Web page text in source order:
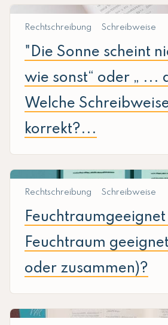
Rechtschreibung Schreibweise
"Die Sonne scheint
wie sonst“ oder „ ...
Welche
korrekt?...
Rechtschreibung Schreibweise
Feuchtraum
oder zusammen)?